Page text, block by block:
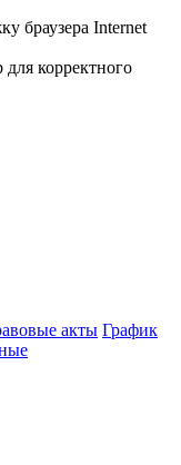
браузера Internet
для корректного
акты График